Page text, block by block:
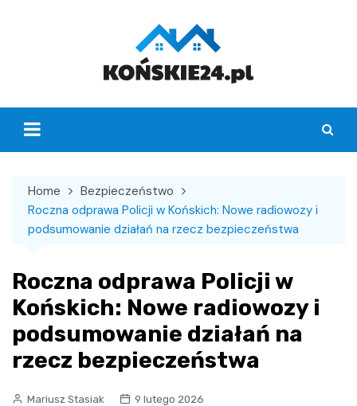
Home
Bezpieczeństwo
Roczna odprawa Policji w Końskich: Nowe radiowozy i
podsumowanie działań na rzecz bezpieczeństwa
Roczna odprawa Policji w
Końskich: Nowe radiowozy i
podsumowanie działań na
rzecz bezpieczeństwa
Mariusz Stasiak
9 lutego 2026